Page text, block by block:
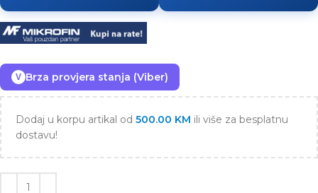
V Brza provjera stanja (Viber)
Dodaj u korpu artikal od 500.00 KM ili više za besplatnu
dostavu!